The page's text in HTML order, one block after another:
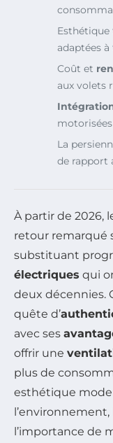
Esthétique
adaptées
Coût et
aux volets
La
de rapport
À partir de 2026,
retour remarqué
substituant
électriques qui
deux décennies.
quête d’
avec ses
offrir une
plus de
esthétique
l’importance de